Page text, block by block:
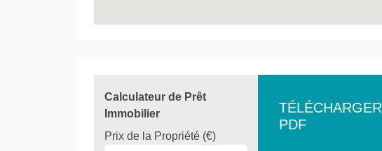
Calculateur de Prêt
Immobilier
Prix de la Propriété (€)
TÉLÉCHARGER
PDF